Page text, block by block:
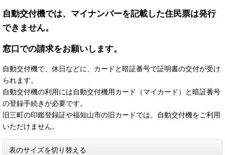
自動交付機では、マイナンバーを記載した住民票は発行
できません。
窓口での請求をお願いします。
自動交付機で、休日などに、カードと暗証番号で証明書の交付が受け
られます。
自動交付機の利用には自動交付機用カード（マイカード）と暗証番号
の登録手続きが必要です。
旧三町の印鑑登録証や福知山市の旧カードでは、自動交付機をご利用
いただけません。
表のサイズを切り替える